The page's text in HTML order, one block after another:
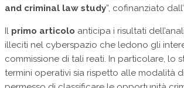
and criminal law study”, cofinanziato
Il primo articolo anticipa i risultati
illeciti nel cyberspazio che ledono gli
commissione di tali reati. In particolare, lo
termini operativi sia rispetto alle modalità